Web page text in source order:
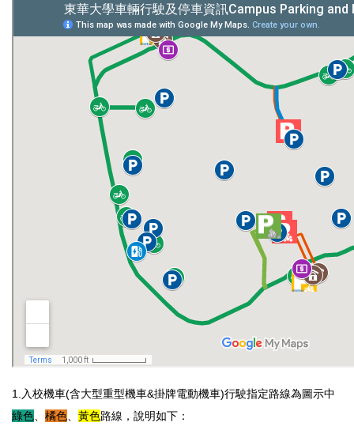
環境保護組
經營保管組
1. 入校機車(含大型重型機車&掛牌電動機車)行駛指定路線為圖示中
綠色
橘色 黃色路線，說明如下：